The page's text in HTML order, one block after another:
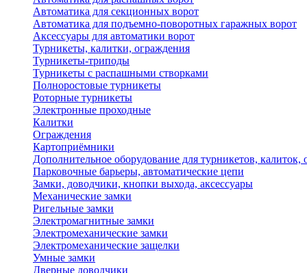
Автоматика для секционных ворот
Автоматика для подъемно-поворотных гаражных ворот
Аксессуары для автоматики ворот
Турникеты, калитки, ограждения
Турникеты-триподы
Турникеты с распашными створками
Полноростовые турникеты
Роторные турникеты
Электронные проходные
Калитки
Ограждения
Картоприёмники
Дополнительное оборудование для турникетов, калиток,
Парковочные барьеры, автоматические цепи
Замки, доводчики, кнопки выхода, аксессуары
Механические замки
Ригельные замки
Электромагнитные замки
Электромеханические замки
Электромеханические защелки
Умные замки
Дверные доводчики